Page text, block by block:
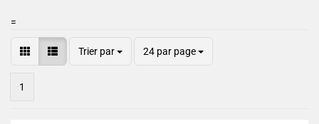
=
Trier par 24 par page
1